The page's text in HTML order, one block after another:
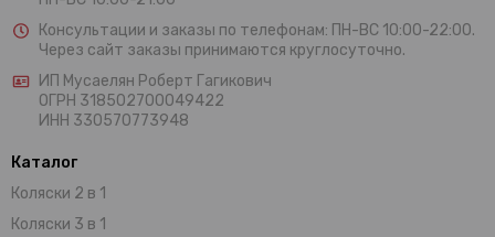
Консультации и заказы по телефонам: ПН-ВС 10:00-22:00.
Через сайт заказы принимаются круглосуточно.
ИП Мусаелян Роберт Гагикович
ОГРН 318502700049422
ИНН 330570773948
Каталог
Коляски 2 в 1
Коляски 3 в 1